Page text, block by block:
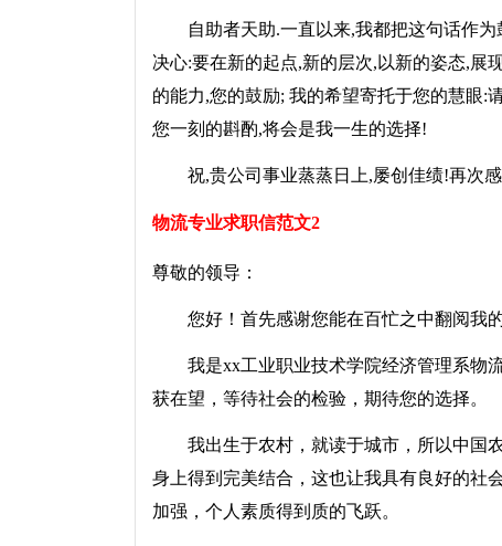
自助者天助.一直以来,我都把这句话作为
决心:要在新的起点,新的层次,以新的姿态,展
的能力,您的鼓励; 我的希望寄托于您的慧眼:
您一刻的斟酌,将会是我一生的选择!
祝,贵公司事业蒸蒸日上,屡创佳绩!再次感
物流专业求职信范文2
尊敬的领导：
您好！首先感谢您能在百忙之中翻阅我的
我是xx工业职业技术学院经济管理系物流
获在望，等待社会的检验，期待您的选择。
我出生于农村，就读于城市，所以中国农
身上得到完美结合，这也让我具有良好的社
加强，个人素质得到质的飞跃。